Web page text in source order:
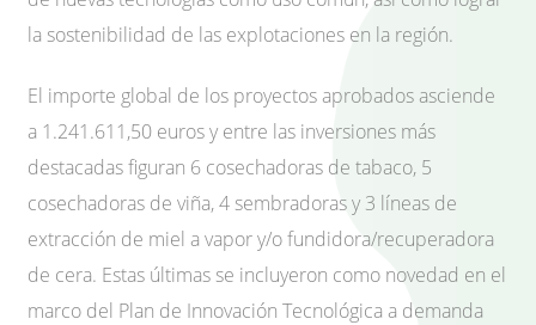
la sostenibilidad de las explotaciones en la región.
El importe global de los proyectos aprobados asciende
a 1.241.611,50 euros y entre las inversiones más
destacadas figuran 6 cosechadoras de tabaco, 5
cosechadoras de viña, 4 sembradoras y 3 líneas de
extracción de miel a vapor y/o fundidora/recuperadora
de cera. Estas últimas se incluyeron como novedad en el
marco del Plan de Innovación Tecnológica a demanda